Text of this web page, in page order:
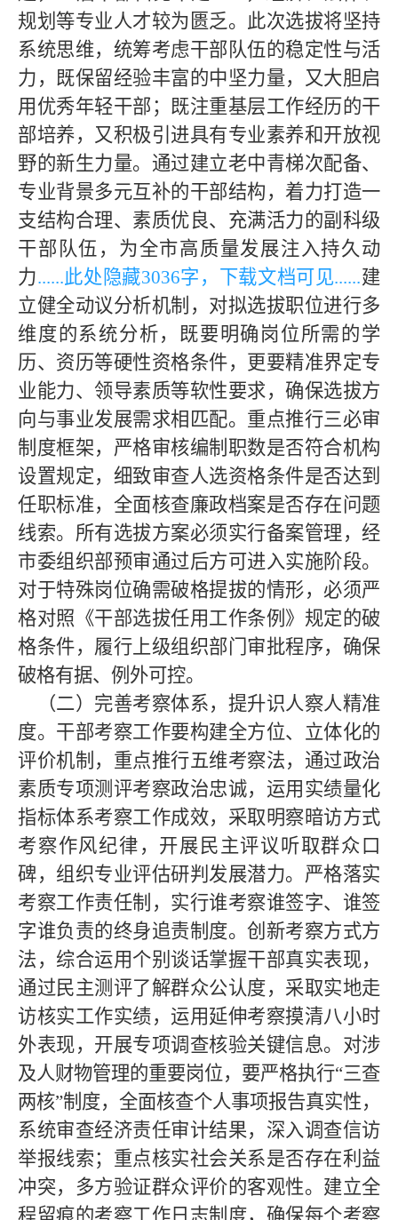
规划等专业人才较为匮乏。此次选拔将坚持
系统思维，统筹考虑干部队伍的稳定性与活
力，既保留经验丰富的中坚力量，又大胆启
用优秀年轻干部；既注重基层工作经历的干
部培养，又积极引进具有专业素养和开放视
野的新生力量。通过建立老中青梯次配备、
专业背景多元互补的干部结构，着力打造一
支结构合理、素质优良、充满活力的副科级
干部队伍，为全市高质量发展注入持久动
力......此处隐藏3036字，下载文档可见......建
立健全动议分析机制，对拟选拔职位进行多
维度的系统分析，既要明确岗位所需的学
历、资历等硬性资格条件，更要精准界定专
业能力、领导素质等软性要求，确保选拔方
向与事业发展需求相匹配。重点推行三必审
制度框架，严格审核编制职数是否符合机构
设置规定，细致审查人选资格条件是否达到
任职标准，全面核查廉政档案是否存在问题
线索。所有选拔方案必须实行备案管理，经
市委组织部预审通过后方可进入实施阶段。
对于特殊岗位确需破格提拔的情形，必须严
格对照《干部选拔任用工作条例》规定的破
格条件，履行上级组织部门审批程序，确保
破格有据、例外可控。
（二）完善考察体系，提升识人察人精准
度。 干部考察工作要构建全方位、立体化的
评价机制，重点推行五维考察法，通过政治
素质专项测评考察政治忠诚，运用实绩量化
指标体系考察工作成效，采取明察暗访方式
考察作风纪律，开展民主评议听取群众口
碑，组织专业评估研判发展潜力。严格落实
考察工作责任制，实行谁考察谁签字、谁签
字谁负责的终身追责制度。创新考察方式方
法，综合运用个别谈话掌握干部真实表现，
通过民主测评了解群众公认度，采取实地走
访核实工作实绩，运用延伸考察摸清八小时
外表现，开展专项调查核验关键信息。对涉
及人财物管理的重要岗位，要严格执行“三查
两核”制度，全面核查个人事项报告真实性，
系统审查经济责任审计结果，深入调查信访
举报线索；重点核实社会关系是否存在利益
冲突，多方验证群众评价的客观性。建立全
程留痕的考察工作日志制度，确保每个考察